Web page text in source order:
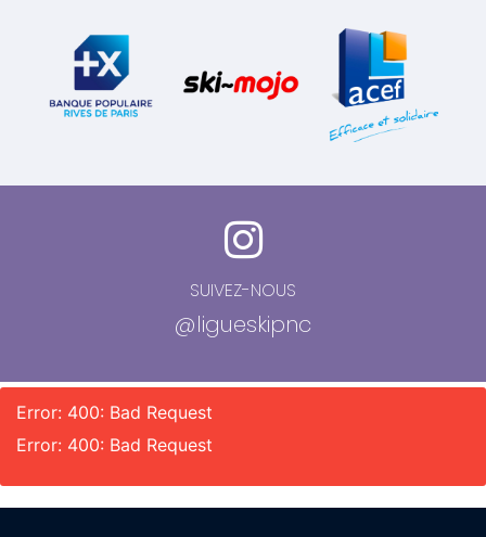
SUIVEZ-NOUS
@ligueskipnc
Error: 400: Bad Request
Error: 400: Bad Request